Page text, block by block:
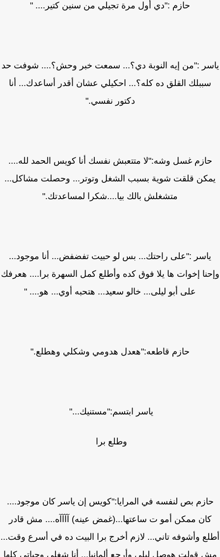
حازم :"دي أول مرة تجيلي من سنين كتير.... "
:"من إيه النوبة دي؟... سمعت خبر وحش؟.... شوفت حد
سببلك القلق ده كله؟... احكيلي عشان أقدر أساعدك... أنا
دكتور نفسي."
غسل وشه:"لا متتعبش نفسك أنا كويس الحمد لله....
قلقت شوية بسبب الشغل وتوتر... وحصلت مشاكل...
متشغلش بالك بيا....شكرا لمساعدتك."
ياسر :"على راحتك... بس لو حبيت تفضفض... أنا موجود...
إخوات ها يلا فوق كده وأطلع كمل السهرة برا.... هعرفك
على أبو ليلى... خالو سعيد... هتحبه أوي... هو.... "
حازم قاطعه:"هعدل هدومي وشكلي وهطلع."
ياسر ابتسم:"مستنيك..."
وطلع برا
بص لنفسه في المرايا:"كويس إن ياسر كان موجود....
كان ممكن أمو ت ساعتها...(غمض عينه) آآآآه.... مش قادر
وأشوفه تاني... لازم أخرج برا البيت ده في أسرع وقت...
قولت هوصل ليلى وأرجع ألمانيا... أنا شغلي وحياتي كلها